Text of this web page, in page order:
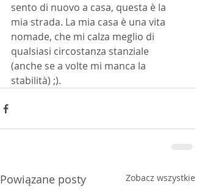
sento di nuovo a casa, questa è la
mia strada. La mia casa è una vita
nomade, che mi calza meglio di
qualsiasi circostanza stanziale
(anche se a volte mi manca la
stabilità) ;).
Powiązane posty Zobacz wszystkie